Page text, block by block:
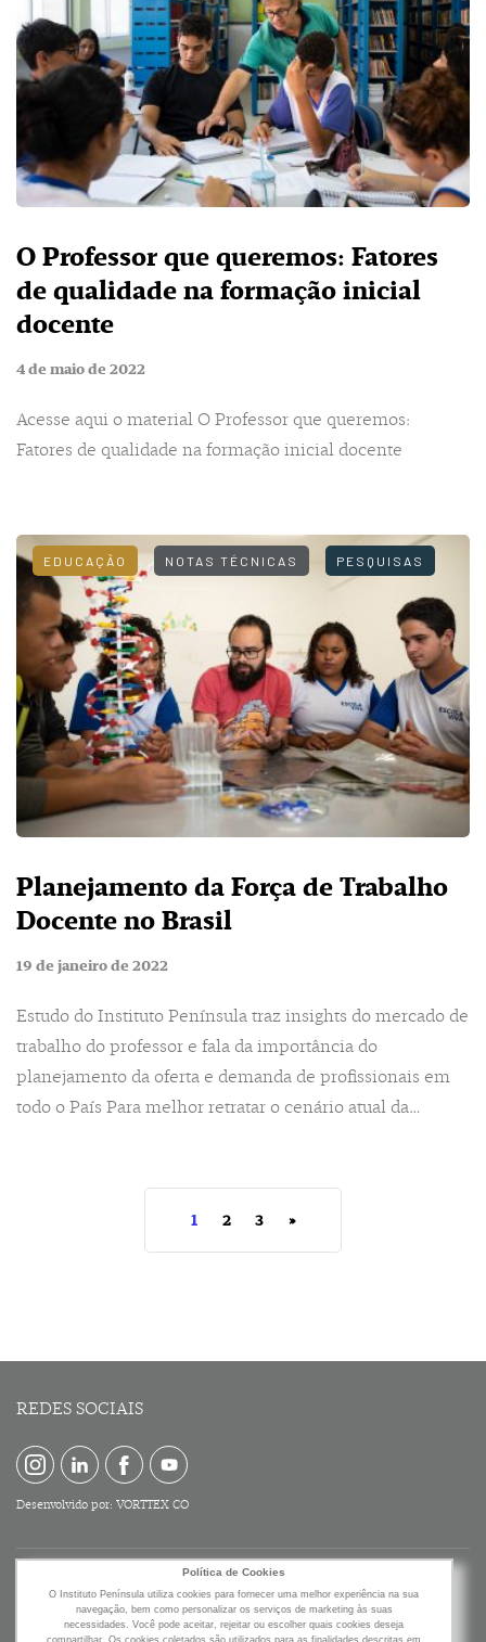
Política de Cookies
O Instituto Península utiliza cookies para fornecer uma melhor experiência na sua
navegação, bem como personalizar os serviços de marketing às suas
necessidades. Você pode aceitar, rejeitar ou escolher quais cookies deseja
compartilhar. Os cookies coletados são utilizados para as finalidades descritas em
O Professor que queremos: Fatores
de qualidade na formação inicial
docente
4 de maio de 2022
Acesse aqui o material O Professor que queremos:
Fatores de qualidade na formação inicial docente
EDUCAÇÃO NOTAS TÉCNICAS PESQUISAS
Planejamento da Força de Trabalho
Docente no Brasil
19 de janeiro de 2022
Estudo do Instituto Península traz insights do mercado de
trabalho do professor e fala da importância do
planejamento da oferta e demanda de profissionais em
todo o País Para melhor retratar o cenário atual da…
1 2 3 »
REDES SOCIAIS
Desenvolvido por: VORTTEX CO